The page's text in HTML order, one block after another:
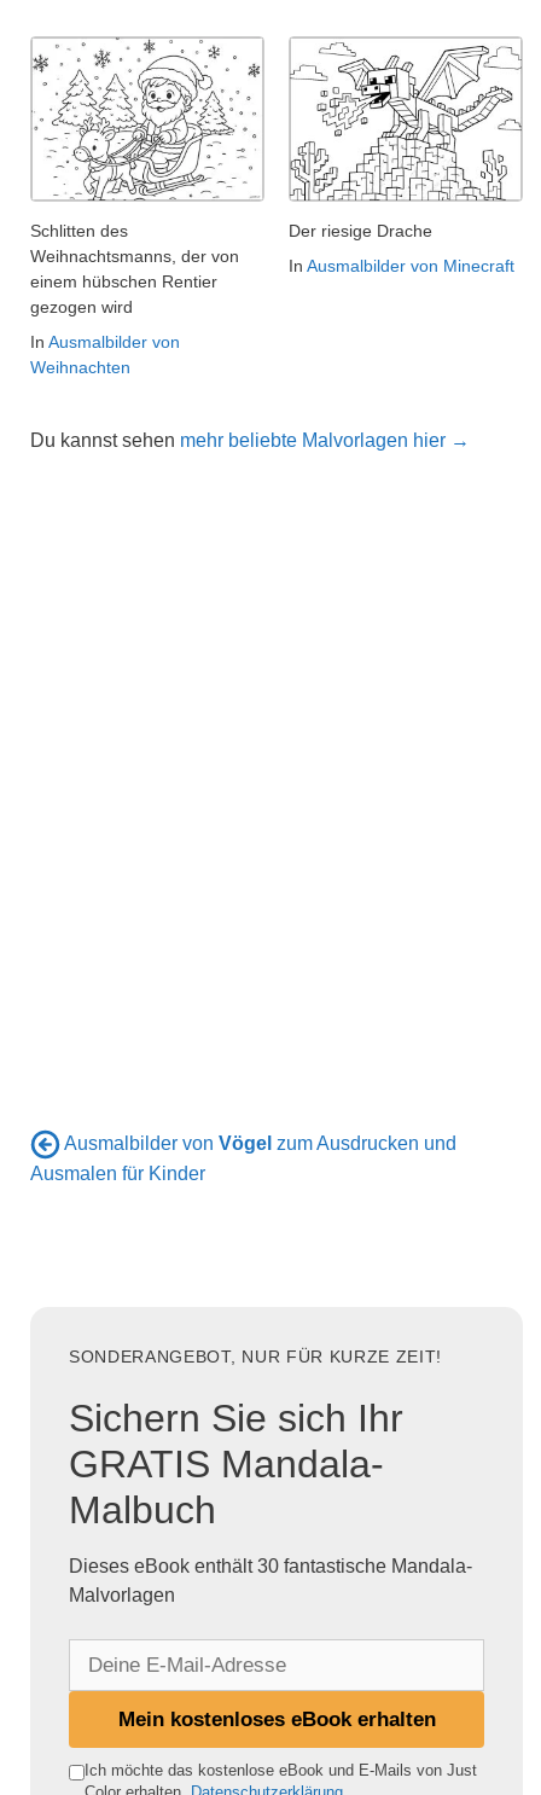
Schlitten des
Weihnachtsmanns, der von
einem hübschen Rentier
gezogen wird
In Ausmalbilder von
Weihnachten
Der riesige Drache
In Ausmalbilder von Minecraft
Du kannst sehen mehr beliebte Malvorlagen hier →
Ausmalbilder von Vögel zum Ausdrucken und
Ausmalen für Kinder
SONDERANGEBOT, NUR FÜR KURZE ZEIT!
Sichern Sie sich Ihr
GRATIS Mandala-
Malbuch
Dieses eBook enthält 30 fantastische Mandala-
Malvorlagen
e
Mein kostenloses eBook erhalten
Ich möchte das kostenlose eBook und E-Mails von Just